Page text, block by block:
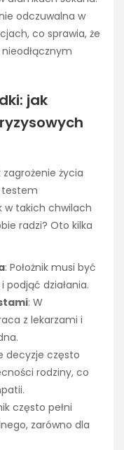
odczuwalna w
co sprawia, że
jak
życia
testem
w takich chwilach
radzi? Oto kilka
: Położnik musi być
działania.
: W
z lekarzami i
decyzje często
rodziny, co
często pełni
zarówno dla